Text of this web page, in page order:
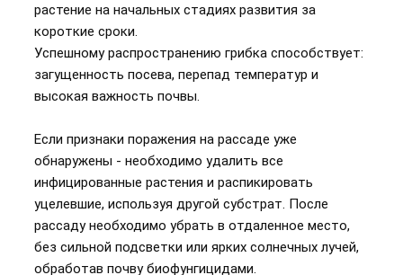
растение на начальных стадиях развития за
короткие сроки.
Успешному распространению грибка способствует:
загущенность посева, перепад температур и
высокая важность почвы.
Если признаки поражения на рассаде уже
обнаружены - необходимо удалить все
инфицированные растения и распикировать
уцелевшие, используя другой субстрат. После
рассаду необходимо убрать в отдаленное место,
без сильной подсветки или ярких солнечных лучей,
обработав почву биофунгицидами.